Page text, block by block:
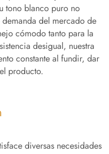
tono blanco puro no
del mercado de
cómodo tanto para la
desigual, nuestra
constante al fundir, dar
producto.
diversas necesidades